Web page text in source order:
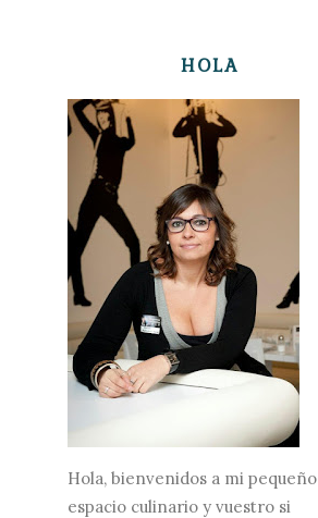
HOLA
Hola, bienvenidos a mi pequeño
espacio culinario y vuestro si